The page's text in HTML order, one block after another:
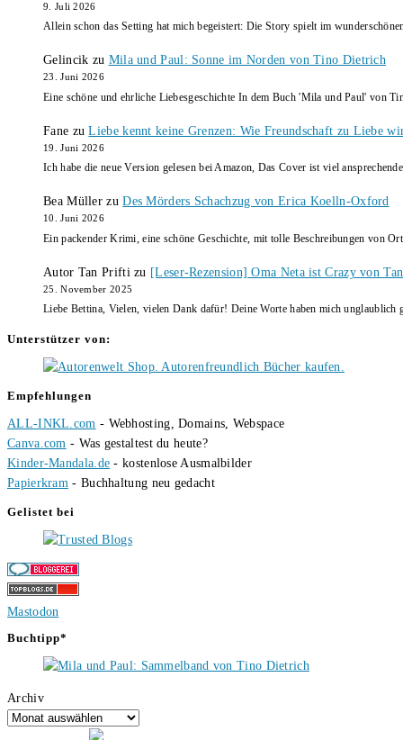
9. Juli 2026
Allein schon das Setting hat mich begeistert: Die Story spielt im
Gelincik zu Mila und Paul: Sonne im Norden von Tino Dietrich
23. Juni 2026
Eine schöne und ehrliche Liebesgeschichte In dem Buch 'Mila und Paul' von
Fane zuLiebe kennt keine Grenzen: Wie Freundschaft zu Liebe
19. Juni 2026
Ich habe die neue Version gelesen bei Amazon, Das Cover ist viel
Bea Müller zuDes Mörders Schachzug von Erica Koelln-Oxford
10. Juni 2026
Ein packender Krimi, eine schöne Geschichte, mit tolle Beschreibungen von
Autor Tan Prifti zu [Leser-Rezension] Oma Neta ist Crazy von
25. November 2025
Liebe Bettina, Vielen, vielen Dank dafür! Deine Worte haben mich unglaublich
Unterstützer von:
Empfehlungen
ALL-INKL.com - Webhosting, Domains, Webspace
Canva.com - Was gestaltest du heute?
Kinder-Mandala.de - kostenlose Ausmalbilder
Papierkram - Buchhaltung neu gedacht
Gelistet bei
Mastodon
Buchtipp*
Archiv